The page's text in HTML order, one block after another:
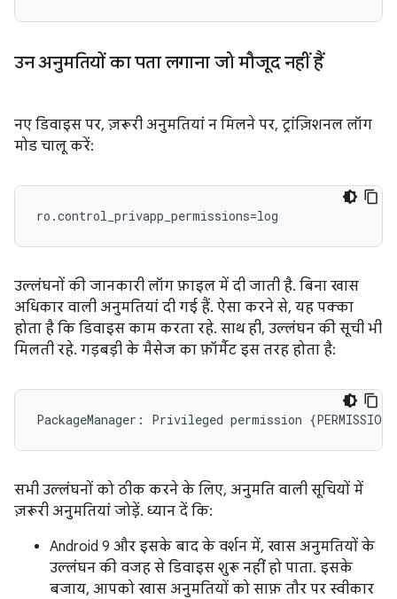
उन अनुमतियों का पता लगाना जो मौजूद नहीं हैं
नए डिवाइस पर, ज़रूरी अनुमतियां न मिलने पर, ट्रांज़िशनल लॉग
मोड चालू करें:
ro.control_privapp_permissions=log
उल्लंघनों की जानकारी लॉग फ़ाइल में दी जाती है. बिना खास
अधिकार वाली अनुमतियां दी गई हैं. ऐसा करने से, यह पक्का
होता है कि डिवाइस काम करता रहे. साथ ही, उल्लंघन की सूची भी
मिलती रहे. गड़बड़ी के मैसेज का फ़ॉर्मैट इस तरह होता है:
सभी उल्लंघनों को ठीक करने के लिए, अनुमति वाली सूचियों में
ज़रूरी अनुमतियां जोड़ें. ध्यान दें कि:
Android 9 और इसके बाद के वर्शन में, खास अनुमतियों के
उल्लंघन की वजह से डिवाइस शुरू नहीं हो पाता. इसके
बजाय, आपको खास अनुमतियों को साफ़ तौर पर स्वीकार